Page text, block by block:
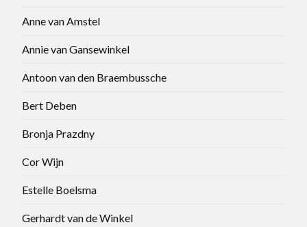
Anne van Amstel
Annie van Gansewinkel
Antoon van den Braembussche
Bert Deben
Bronja Prazdny
Cor Wijn
Estelle Boelsma
Gerhardt van de Winkel